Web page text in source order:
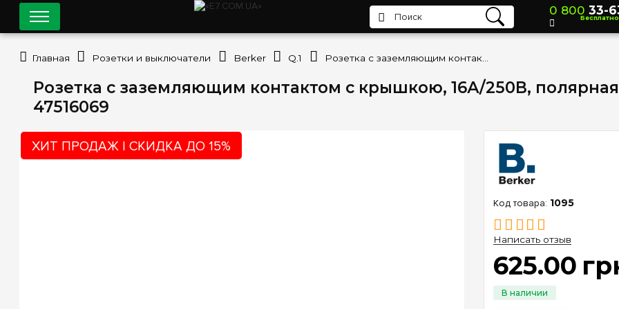
Розетка с заземляющим контактом с крышкою, 16А/250В, полярная
47516069
ХИТ ПРОДАЖ | СКИДКА ДО 15%
1095
Написать отзыв
625.00
0 800 33-
Бесплатно
Главная Розетки и выключатели Berker Q.1